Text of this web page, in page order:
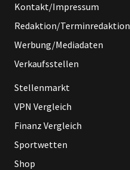
Kontakt/Impressum
Redaktion/Terminredaktion
Werbung/Mediadaten
Verkaufsstellen
Stellenmarkt
VPN Vergleich
Finanz Vergleich
Sportwetten
Shop